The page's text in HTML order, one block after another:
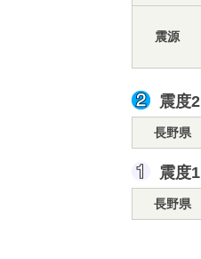
震源
震度2
長野県
震度1
長野県